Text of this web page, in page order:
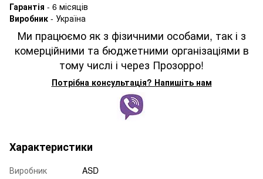
Гарантія - 6 місяців
Виробник - Україна
Ми працюємо як з фізичними особами, так і з
комерційними та бюджетними організаціями в
тому числі і через Прозорро!
Потрібна консультація? Напишіть нам
Характеристики
Виробник
ASD